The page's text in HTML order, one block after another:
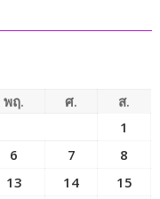
และ
ของ
มนุษย์
พฤ. ศ.
ส.
1
6 7
8
13 14
15